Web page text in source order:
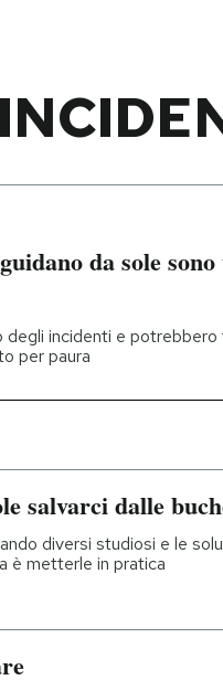
da sole
degli incidenti e
per paura
salvarci dalle
diversi studiosi e le
è metterle in pratica